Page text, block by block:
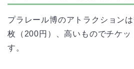
プラレール博のアトラクション
枚（200円）、高いものでチケ
す。